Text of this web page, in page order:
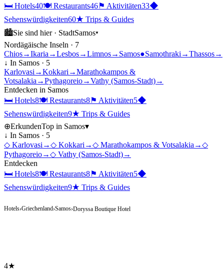
🛏 Hotels40🍽 Restaurants46⚑ Aktivitäten33◆
Sehenswürdigkeiten60★ Trips & Guides
🏙Sie sind hier · StadtSamos▾
Nordägäische Inseln · 7
Chios→Ikaria →Lesbos→Limnos→ Samos●Samothraki →Thassos→
↓ In Samos · 5
Karlovasi →Kokkari →Marathokampos &
Votsalakia →Pythagoreio→Vathy (Samos-Stadt)→
Entdecken in Samos
🛏 Hotels8🍽 Restaurants8⚑ Aktivitäten5◆
Sehenswürdigkeiten9★ Trips & Guides
⊕ErkundenTop in Samos▾
↓ In Samos · 5
◇ Karlovasi →◇ Kokkari →◇ Marathokampos & Votsalakia →◇
Pythagoreio→◇ Vathy (Samos-Stadt)→
Entdecken
🛏 Hotels8🍽 Restaurants8⚑ Aktivitäten5◆
Sehenswürdigkeiten9★ Trips & Guides
Hotels›Griechenland›Samos›Doryssa Boutique Hotel
4★